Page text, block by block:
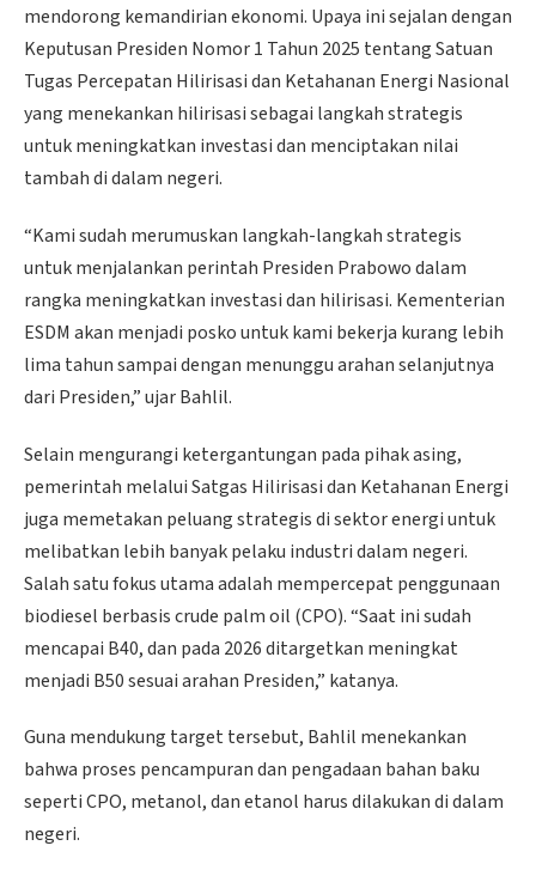
mendorong kemandirian ekonomi. Upaya ini sejalan dengan
Keputusan Presiden Nomor 1 Tahun 2025 tentang Satuan
Tugas Percepatan Hilirisasi dan Ketahanan Energi Nasional
yang menekankan hilirisasi sebagai langkah strategis
untuk meningkatkan investasi dan menciptakan nilai
tambah di dalam negeri.
“Kami sudah merumuskan langkah-langkah strategis
untuk menjalankan perintah Presiden Prabowo dalam
rangka meningkatkan investasi dan hilirisasi. Kementerian
ESDM akan menjadi posko untuk kami bekerja kurang lebih
lima tahun sampai dengan menunggu arahan selanjutnya
dari Presiden,” ujar Bahlil.
Selain mengurangi ketergantungan pada pihak asing,
pemerintah melalui Satgas Hilirisasi dan Ketahanan Energi
juga memetakan peluang strategis di sektor energi untuk
melibatkan lebih banyak pelaku industri dalam negeri.
Salah satu fokus utama adalah mempercepat penggunaan
biodiesel berbasis crude palm oil (CPO). “Saat ini sudah
mencapai B40, dan pada 2026 ditargetkan meningkat
menjadi B50 sesuai arahan Presiden,” katanya.
Guna mendukung target tersebut, Bahlil menekankan
bahwa proses pencampuran dan pengadaan bahan baku
seperti CPO, metanol, dan etanol harus dilakukan di dalam
negeri.